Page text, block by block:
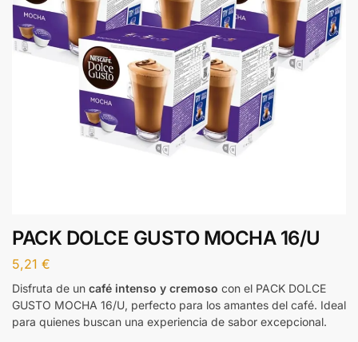
PACK DOLCE GUSTO MOCHA 16/U
5,21 €
Disfruta de un café intenso y cremoso con el PACK DOLCE
GUSTO MOCHA 16/U, perfecto para los amantes del café. Ideal
para quienes buscan una experiencia de sabor excepcional.